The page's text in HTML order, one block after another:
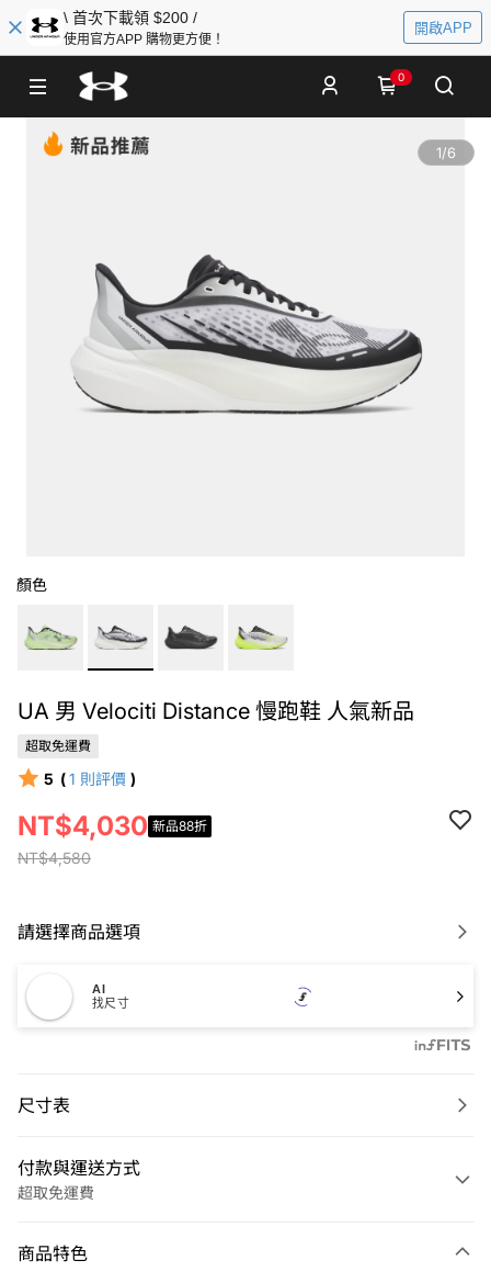
\ 首次下載領 $200 /
使用官方APP 購物更方便！
開啟APP
0
1/6
顏色
UA 男 Velociti Distance 慢跑鞋 人氣新品
超取免運費
5 (1 則評價 )
NT$4,580
NT$4,030 新品88折
請選擇商品選項
AI
找尺寸
尺寸表
付款與運送方式
超取免運費
信用卡一次付款
商品特色